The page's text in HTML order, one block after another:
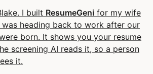
I built ResumeGeni for my wife
was heading back to work after our
born. It shows you your resume
screening AI reads it, so a person
it.